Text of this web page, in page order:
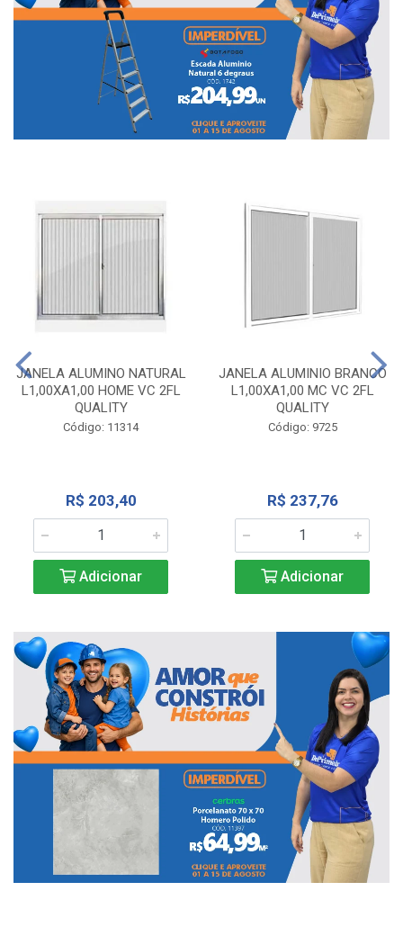
JANELA ALUMINO NATURAL
L1,00XA1,00 HOME VC 2FL
QUALITY
Código: 11314
R$ 203,40
Adicionar
JANELA ALUMINIO BRANCO
L1,00XA1,00 MC VC 2FL
QUALITY
Código: 9725
R$ 237,76
Adicionar